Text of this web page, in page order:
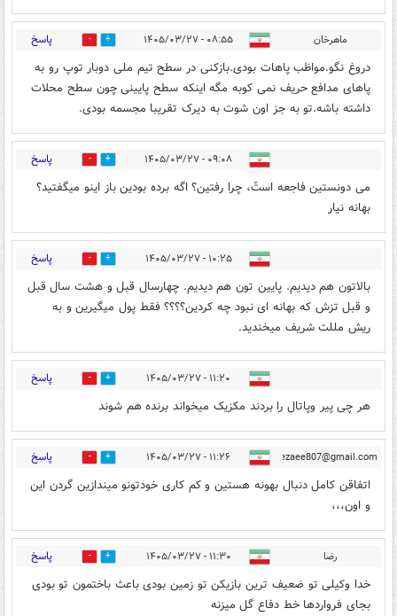
ماهرخان ۰۸:۵۵ - ۱۴۰۵/۰۳/۲۷ 0 پاسخ
دروغ نگو.مواظب پاهات بودی.بازکنی در سطح تیم ملی دوبار توپ رو به
پاهای مدافع حریف نمی کوبه مگه اینکه سطح پایینی چون سطح محلات
داشته باشه.تو به جز اون شوت به دیرک تقریبا مجسمه بودی.
۰۹:۰۸ - ۱۴۰۵/۰۳/۲۷ 0 پاسخ
می دونستین فاجعه استّ، چرا رفتین؟ اگه برده بودین باز اینو میگفتید؟
بهانه نیار
۱۰:۲۵ - ۱۴۰۵/۰۳/۲۷ 0 پاسخ
بالاتون هم دیدیم. پایین تون هم دیدیم. چهارسال قبل و هشت سال قبل
و قبل تزش که بهانه ای نبود چه کردین؟؟؟؟ فقط پول میگیرین و به
ریش مللت شریف میخندید.
۱۱:۲۰ - ۱۴۰۵/۰۳/۲۷ 0 پاسخ
هر چی پیر و‌پاتال را بردند مکزیک میخواند برنده هم شوند
Rrezaee807@gmail.com ۱۱:۲۶ - ۱۴۰۵/۰۳/۲۷ 0 پاسخ
اتفاقن کامل دنبال بهونه هستین و کم کاری خودتونو میندازین گردن این
و اون،،،
رضا ۱۱:۳۰ - ۱۴۰۵/۰۳/۲۷ 0 پاسخ
خدا وکیلی تو ضعیف ترین بازیکن تو زمین بودی باعث باختمون تو بودی
بجای فرواردها خط دفاع گل میزنه